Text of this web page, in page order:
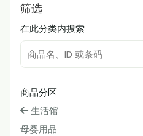
筛选
在此分类内搜索
商品分区
生活馆
母婴用品